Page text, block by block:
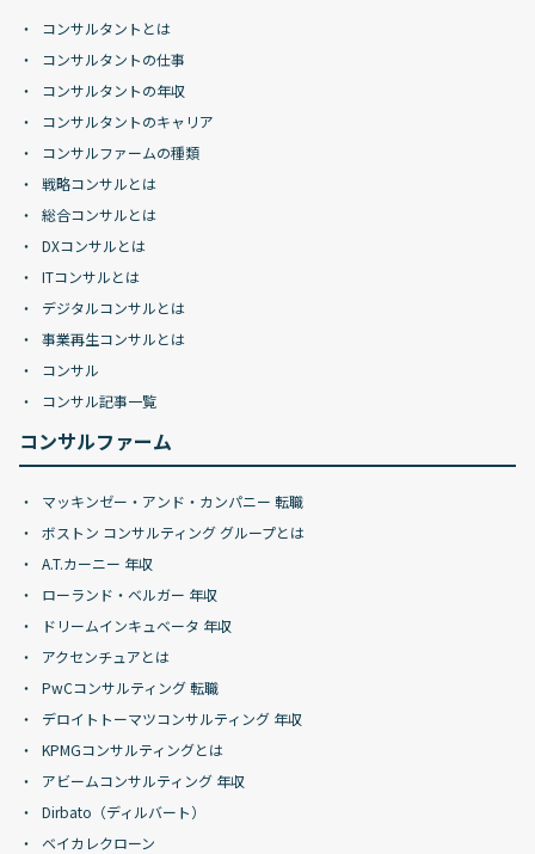
コンサルタントとは
コンサルタントの仕事
コンサルタントの年収
コンサルタントのキャリア
コンサルファームの種類
戦略コンサルとは
総合コンサルとは
DXコンサルとは
ITコンサルとは
デジタルコンサルとは
事業再生コンサルとは
コンサル
コンサル記事一覧
コンサルファーム
マッキンゼー・アンド・カンパニー 転職
ボストン コンサルティング グループとは
A.T.カーニー 年収
ローランド・ベルガー 年収
ドリームインキュベータ 年収
アクセンチュアとは
PwCコンサルティング 転職
デロイトトーマツコンサルティング 年収
KPMGコンサルティングとは
アビームコンサルティング 年収
Dirbato（ディルバート）
ベイカレクローン